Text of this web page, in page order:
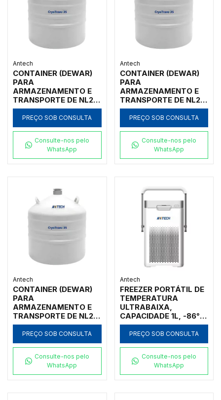
Antech
CONTAINER (DEWAR)
PARA
ARMAZENAMENTO E
TRANSPORTE DE NL2,
10L, CORPO ALUMÍNIO,
GARGALO 50MM
PREÇO SOB CONSULTA
Consulte-nos pelo
WhatsApp
Antech
CONTAINER (DEWAR)
PARA
ARMAZENAMENTO E
TRANSPORTE DE NL2,
06L, CORPO ALUMÍNIO,
GARGALO 50MM
PREÇO SOB CONSULTA
Consulte-nos pelo
WhatsApp
Antech
CONTAINER (DEWAR)
PARA
ARMAZENAMENTO E
TRANSPORTE DE NL2,
03L, CORPO ALUMÍNIO,
GARGALO 50MM
PREÇO SOB CONSULTA
Consulte-nos pelo
WhatsApp
Antech
FREEZER PORTÁTIL DE
TEMPERATURA
ULTRABAIXA,
CAPACIDADE 1L, -86°C,
FUNCIONA A FONTE DE
ALIMENTAÇÃO
AUTOMOTIVA DC 12 A
CONVENCIONAL
AC100V-240V
PREÇO SOB CONSULTA
Consulte-nos pelo
WhatsApp